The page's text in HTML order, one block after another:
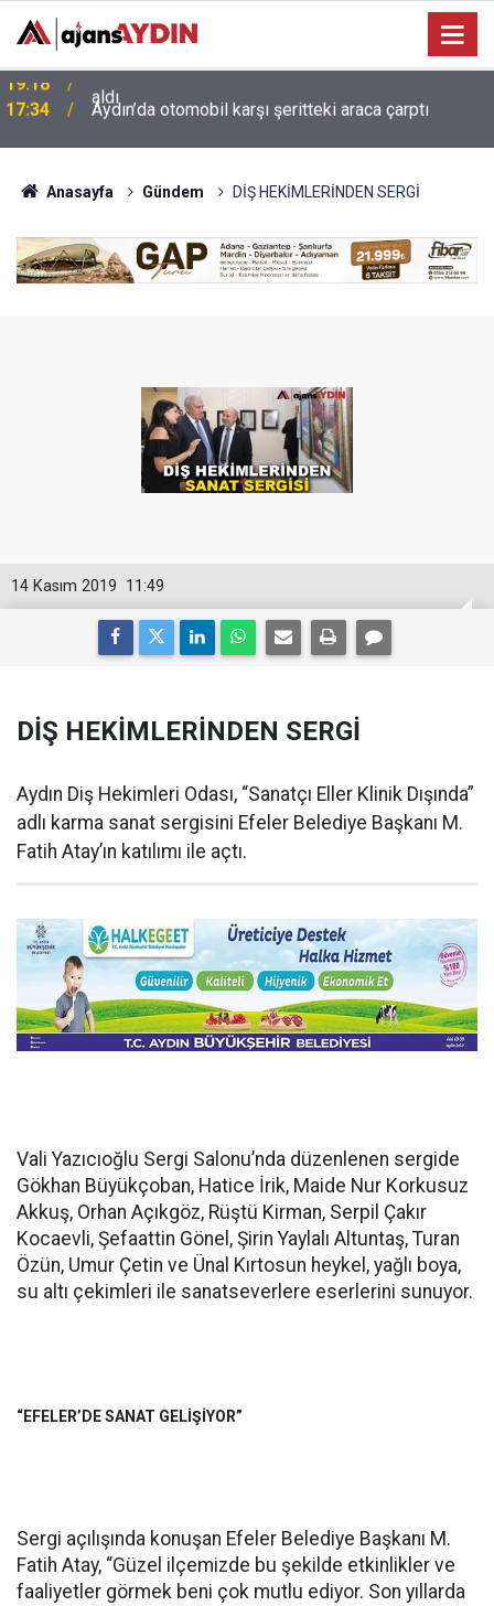
17:34 Aydın’da otomobil karşı şeritteki araca çarptı
Anasayfa Gündem DİŞ HEKİMLERİNDEN SERGİ
11:49
14 Kasım 2019
DİŞ HEKİMLERİNDEN SERGİ
Aydın Diş Hekimleri Odası, “Sanatçı Eller Klinik Dışında”
adlı karma sanat sergisini Efeler Belediye Başkanı M.
Fatih Atay’ın katılımı ile açtı.
Vali Yazıcıoğlu Sergi Salonu’nda düzenlenen sergide
Gökhan Büyükçoban, Hatice İrik, Maide Nur Korkusuz
Akkuş, Orhan Açıkgöz, Rüştü Kirman, Serpil Çakır
Kocaevli, Şefaattin Gönel, Şirin Yaylalı Altuntaş, Turan
Özün, Umur Çetin ve Ünal Kırtosun heykel, yağlı boya,
su altı çekimleri ile sanatseverlere eserlerini sunuyor.
“EFELER’DE SANAT GELİŞİYOR”
Sergi açılışında konuşan Efeler Belediye Başkanı M.
Fatih Atay, “Güzel ilçemizde bu şekilde etkinlikler ve
faaliyetler görmek beni çok mutlu ediyor. Son yıllarda